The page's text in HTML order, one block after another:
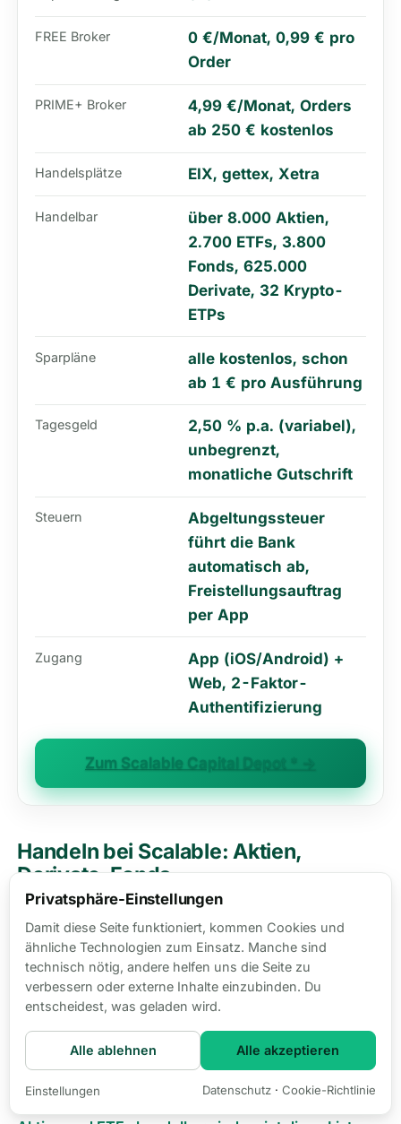
FREE Broker
0 €/Monat, 0,99 € pro
Order
PRIME+ Broker
4,99 €/Monat, Orders
ab 250 € kostenlos
Handelsplätze EIX, gettex, Xetra
Handelbar
über 8.000 Aktien,
2.700 ETFs, 3.800
Fonds, 625.000
Derivate, 32 Krypto-
ETPs
Sparpläne
alle kostenlos, schon
ab 1 € pro Ausführung
Tagesgeld
2,50 % p.a. (variabel),
unbegrenzt,
monatliche Gutschrift
Steuern
Abgeltungssteuer
führt die Bank
automatisch ab,
Freistellungsauftrag
per App
Zugang
App (iOS/Android) +
Web, 2-Faktor-
Authentifizierung
Zum Scalable Capital Depot * →
Handeln bei Scalable: Aktien,
Derivate, Fonds
Aktien und Bruchstücke
Über8.000 Aktienstehen im Universum, davon
sind rund 4.500 sparplanfähig. Über die Sparpläne
entstehen automatisch Bruchstücke,
aufgeschrieben. Ein Mindestordervolumen gibt es
nicht mehr, du kannst ab 1 € ordern,die Geschichte
des alten 250-€-Minimums steht hier
Privatsphäre-Einstellungen
Damit diese Seite funktioniert, kommen Cookies und
ähnliche Technologien zum Einsatz. Manche sind
technisch nötig, andere helfen uns die Seite zu
verbessern oder externe Inhalte einzubinden. Du
entscheidest, was geladen wird.
Alle ablehnen Alle akzeptieren
Einstellungen Datenschutz· Cookie-Richtlinie